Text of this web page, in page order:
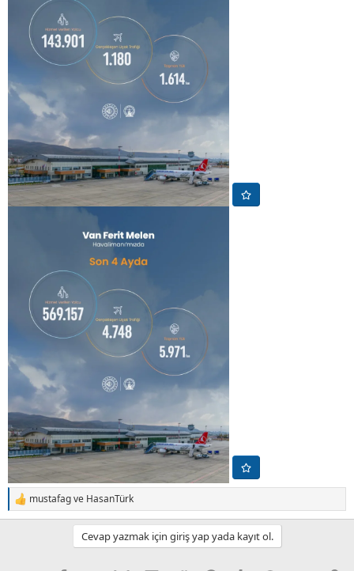
T
e
mustafagve HasanTürk
Cevap yazmak için giriş yap yada kayıt ol.